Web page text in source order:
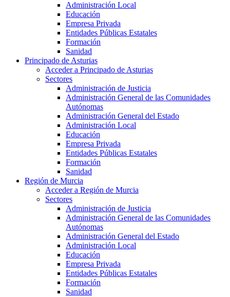
Administración Local
Educación
Empresa Privada
Entidades Públicas Estatales
Formación
Sanidad
Principado de Asturias
Acceder a Principado de Asturias
Sectores
Administración de Justicia
Administración General de las Comunidades
Autónomas
Administración General del Estado
Administración Local
Educación
Empresa Privada
Entidades Públicas Estatales
Formación
Sanidad
Región de Murcia
Acceder a Región de Murcia
Sectores
Administración de Justicia
Administración General de las Comunidades
Autónomas
Administración General del Estado
Administración Local
Educación
Empresa Privada
Entidades Públicas Estatales
Formación
Sanidad